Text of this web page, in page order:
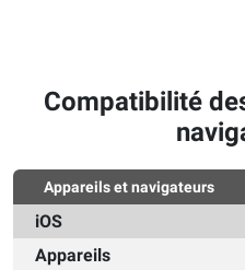
Compatibilité
Appareils et navigateurs
iOS
Appareils